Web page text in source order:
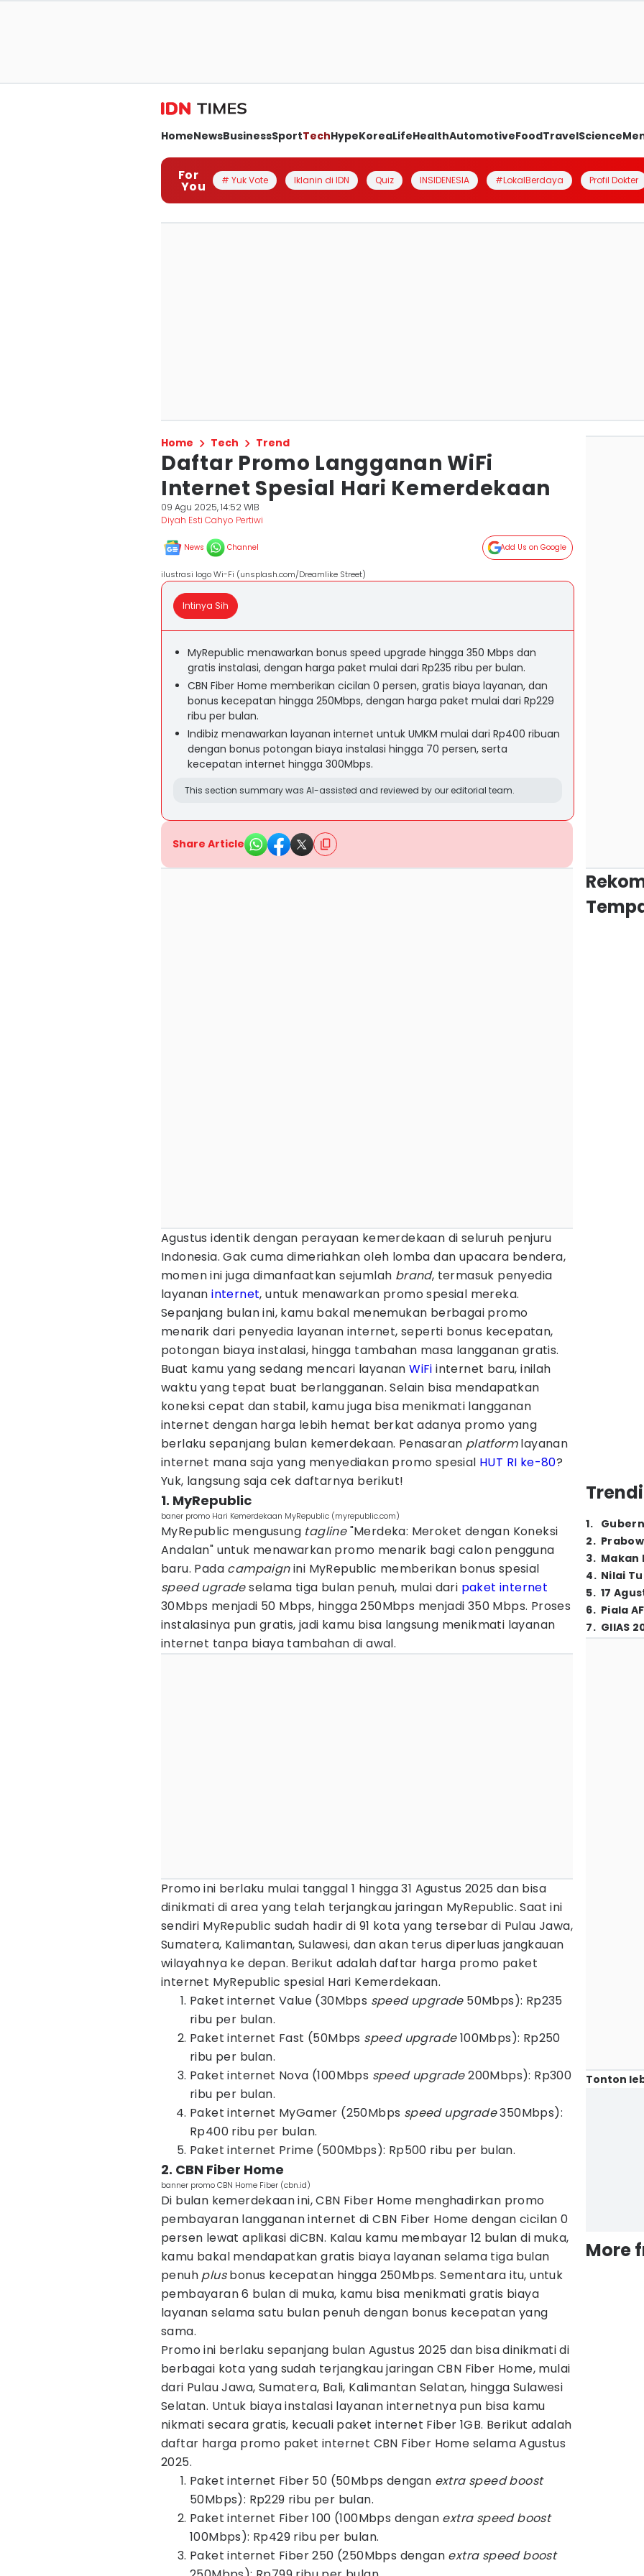
HomeNewsBusinessSportTechHypeKoreaLifeHealthAutomotiveFoodTravelScience
For
You # Yuk Vote Iklanin di IDN Quiz INSIDENESIA #LokalBerdaya Profil Dokter
Home Tech Trend
Daftar Promo Langganan WiFi
Internet Spesial Hari Kemerdekaan
09 Agu 2025, 14:52 WIB
Diyah Esti Cahyo Pertiwi
News Channel Add Us on Google
ilustrasi logo Wi-Fi (unsplash.com/Dreamlike Street)
Intinya Sih
MyRepublic menawarkan bonus speed upgrade hingga 350 Mbps dan
gratis instalasi, dengan harga paket mulai dari Rp235 ribu per bulan.
CBN Fiber Home memberikan cicilan 0 persen, gratis biaya layanan, dan
bonus kecepatan hingga 250Mbps, dengan harga paket mulai dari Rp229
ribu per bulan.
Indibiz menawarkan layanan internet untuk UMKM mulai dari Rp400 ribuan
dengan bonus potongan biaya instalasi hingga 70 persen, serta
kecepatan internet hingga 300Mbps.
This section summary was AI-assisted and reviewed by our editorial team.
Share Article
Agustus identik dengan perayaan kemerdekaan di seluruh penjuru
Indonesia. Gak cuma dimeriahkan oleh lomba dan upacara bendera,
momen ini juga dimanfaatkan sejumlah brand, termasuk penyedia
layananinternet, untuk menawarkan promo spesial mereka.
Sepanjang bulan ini, kamu bakal menemukan berbagai promo
menarik dari penyedia layanan internet, seperti bonus kecepatan,
potongan biaya instalasi, hingga tambahan masa langganan gratis.
Buat kamu yang sedang mencari layananWiFi internet baru, inilah
waktu yang tepat buat berlangganan. Selain bisa mendapatkan
koneksi cepat dan stabil, kamu juga bisa menikmati langganan
internet dengan harga lebih hemat berkat adanya promo yang
berlaku sepanjang bulan kemerdekaan. Penasaran platformlayanan
internet mana saja yang menyediakan promo spesial HUT RI ke-80?
Yuk, langsung saja cek daftarnya berikut!
1. MyRepublic
baner promo Hari Kemerdekaan MyRepublic (myrepublic.com)
MyRepublic mengusung tagline"Merdeka: Meroket dengan Koneksi
Andalan" untuk menawarkan promo menarik bagi calon pengguna
baru. Pada campaignini MyRepublic memberikan bonus spesial
speed ugradeselama tiga bulan penuh, mulai dari paket internet
30Mbps menjadi 50 Mbps, hingga 250Mbps menjadi 350 Mbps. Proses
instalasinya pun gratis, jadi kamu bisa langsung menikmati layanan
internet tanpa biaya tambahan di awal.
Promo ini berlaku mulai tanggal 1 hingga 31 Agustus 2025 dan bisa
dinikmati di area yang telah terjangkau jaringan MyRepublic. Saat ini
sendiri MyRepublic sudah hadir di 91 kota yang tersebar di Pulau Jawa,
Sumatera, Kalimantan, Sulawesi, dan akan terus diperluas jangkauan
wilayahnya ke depan. Berikut adalah daftar harga promo paket
internet MyRepublic spesial Hari Kemerdekaan.
Paket internet Value (30Mbps speed upgrade 50Mbps): Rp235
ribu per bulan.
Paket internet Fast (50Mbps speed upgrade100Mbps): Rp250
ribu per bulan.
Paket internet Nova (100Mbps speed upgrade200Mbps): Rp300
ribu per bulan.
Paket internet MyGamer (250Mbps speed upgrade350Mbps):
Rp400 ribu per bulan.
Paket internet Prime (500Mbps): Rp500 ribu per bulan.
2. CBN Fiber Home
banner promo CBN Home Fiber (cbn.id)
Di bulan kemerdekaan ini, CBN Fiber Home menghadirkan promo
pembayaran langganan internet di CBN Fiber Home dengan cicilan 0
persen lewat aplikasi diCBN. Kalau kamu membayar 12 bulan di muka,
kamu bakal mendapatkan gratis biaya layanan selama tiga bulan
penuh plusbonus kecepatan hingga 250Mbps. Sementara itu, untuk
pembayaran 6 bulan di muka, kamu bisa menikmati gratis biaya
layanan selama satu bulan penuh dengan bonus kecepatan yang
sama.
Promo ini berlaku sepanjang bulan Agustus 2025 dan bisa dinikmati di
berbagai kota yang sudah terjangkau jaringan CBN Fiber Home, mulai
dari Pulau Jawa, Sumatera, Bali, Kalimantan Selatan, hingga Sulawesi
Selatan. Untuk biaya instalasi layanan internetnya pun bisa kamu
nikmati secara gratis, kecuali paket internet Fiber 1GB. Berikut adalah
daftar harga promo paket internet CBN Fiber Home selama Agustus
2025.
Paket internet Fiber 50 (50Mbps dengan extra speed boost
50Mbps): Rp229 ribu per bulan.
Paket internet Fiber 100 (100Mbps dengan extra speed boost
100Mbps): Rp429 ribu per bulan.
Paket internet Fiber 250 (250Mbps dengan extra speed boost
1.
2.
3. Makan
4. Nilai
5. 17
6. Piala
7. GIIAS
Tonton
More